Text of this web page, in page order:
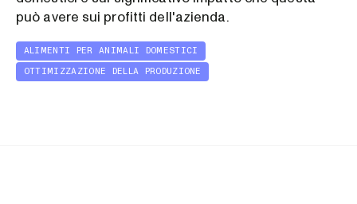
può avere sui profitti dell'azienda.
ALIMENTI PER ANIMALI DOMESTICI
OTTIMIZZAZIONE DELLA PRODUZIONE